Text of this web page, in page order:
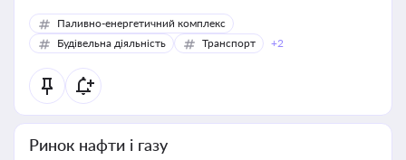
Паливно-енергетичний комплекс
Будівельна діяльність
Транспорт +2
Ринок нафти і газу